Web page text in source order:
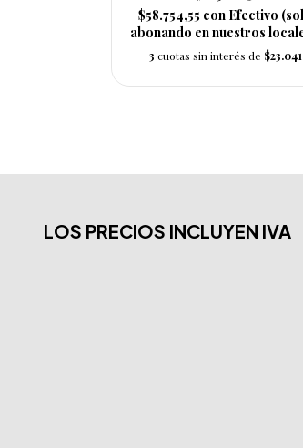
$58.754,55 con Efectivo
abonando en nuestros
3 cuotas sin interés de $23.041
LOS PRECIOS INCLUYEN IVA